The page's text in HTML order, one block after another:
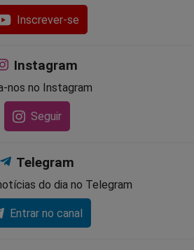
Inscrever-se
Instagram
nos no Instagram
Seguir
Telegram
do dia no Telegram
Entrar no canal